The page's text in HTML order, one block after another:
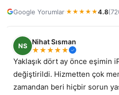
Google Yorumlar·★ ★ ★ ★ ★4.8
N
Nilüfer
★★★★★
samsung galaxy A55 ekran
gelmiştim daha önce başka yerde yaptırmıştım
sorunluydu ama burada orijinal